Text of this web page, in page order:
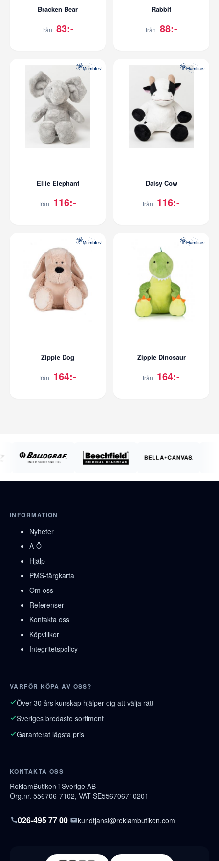
Bracken Bear
från 83:-
Rabbit
från 88:-
Ellie Elephant
från 116:-
Daisy Cow
från 116:-
Zippie Dog
från 164:-
Zippie Dinosaur
från 164:-
INFORMATION
Nyheter
A-Ö
Hjälp
PMS-färgkarta
Om oss
Referenser
Kontakta oss
Köpvillkor
Integritetspolicy
VARFÖR KÖPA AV OSS?
Över 30 års kunskap hjälper dig att välja rätt
Sveriges bredaste sortiment
Garanterat lägsta pris
KONTAKTA OSS
ReklamButiken i Sverige AB
Org.nr. 556706-7102, VAT SE556706710201
026-495 77 00 kundtjanst@reklambutiken.com